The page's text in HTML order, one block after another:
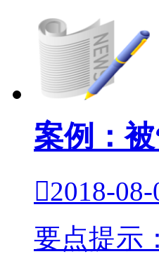
案例：
2018-08-
要点提示